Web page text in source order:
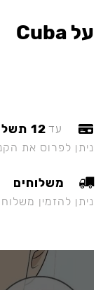
על Cuba
עד 12 תשלומים
ניתן לפרוס את
משלוחים
ניתן להזמין